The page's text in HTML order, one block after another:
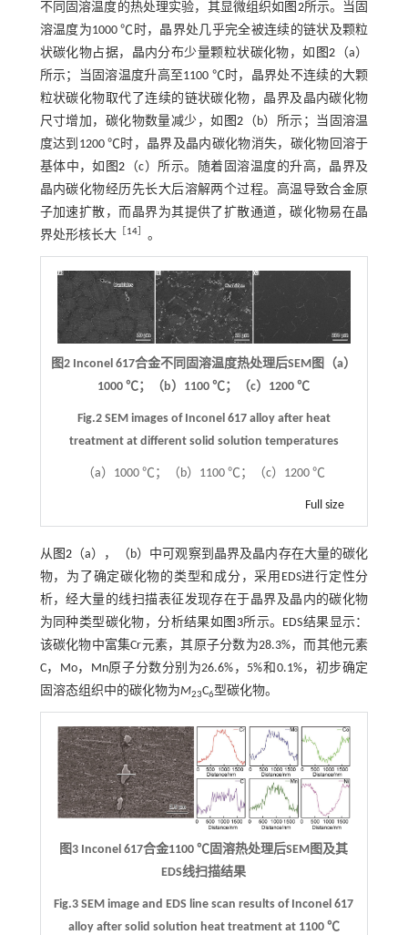
不同固溶温度的热处理实验，其显微组织如 图2所示。当固
溶温度为1000 ℃时，晶界处几乎完全被连续的链状及颗粒
状碳化物占据，晶内分布少量颗粒状碳化物，如 图2 （a）
所示；当固溶温度升高至1100 ℃时，晶界处不连续的大颗
粒状碳化物取代了连续的链状碳化物，晶界及晶内碳化物
尺寸增加，碳化物数量减少，如 图2 （b）所示；当固溶温
度达到1200 ℃时，晶界及晶内碳化物消失，碳化物回溶于
基体中，如 图2 （c）所示。随着固溶温度的升高，晶界及
晶内碳化物经历先长大后溶解两个过程。高温导致合金原
子加速扩散，而晶界为其提供了扩散通道，碳化物易在晶
界处形核长大［ 14］ 。
图2 Inconel 617合金不同固溶温度热处理后SEM图（a）
1000 ℃；（b）1100 ℃；（c）1200 ℃
Fig.2 SEM images of Inconel 617 alloy after heat
treatment at different solid solution temperatures
（a）1000 ℃；（b）1100 ℃；（c）1200 ℃
Full size
从图2（a），（b）中可观察到晶界及晶内存在大量的碳化
物，为了确定碳化物的类型和成分，采用EDS进行定性分
析，经大量的线扫描表征发现存在于晶界及晶内的碳化物
为同种类型碳化物，分析结果如 图3所示。EDS结果显示：
该碳化物中富集Cr元素，其原子分数为28.3%，而其他元素
C，Mo，Mn原子分数分别为26.6%，5%和0.1%，初步确定
固溶态组织中的碳化物为M23C6型碳化物。
图3 Inconel 617合金1100 ℃固溶热处理后SEM图及其
EDS线扫描结果
Fig.3 SEM image and EDS line scan results of Inconel 617
alloy after solid solution heat treatment at 1100 ℃